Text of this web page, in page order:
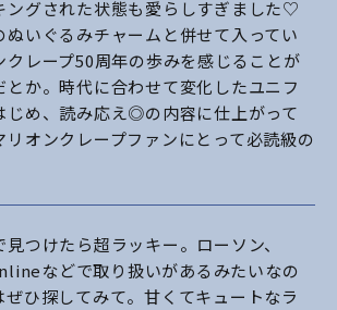
ングされた状態も愛らしすぎました♡
ぬいぐるみチャームと併せて入ってい
クレープ50周年の歩みを感じることが
とか。時代に合わせて変化したユニフ
じめ、読み応え◎の内容に仕上がって
リオンクレープファンにとって必読級の
つけたら超ラッキー。ローソン、
などで取り扱いがあるみたいなの
ぜひ探してみて。甘くてキュートなラ